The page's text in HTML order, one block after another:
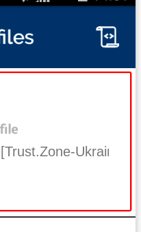
Ukraine]